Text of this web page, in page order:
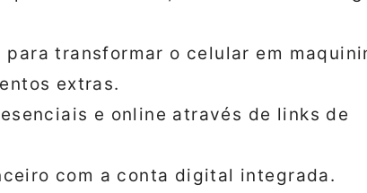
transformar o celular em
extras.
e online através de links de
com a conta digital integrada.